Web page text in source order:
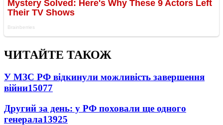
ЧИТАЙТЕ ТАКОЖ
У МЗС РФ відкинули можливість завершення
війни15077
Другий за день: у РФ поховали ще одного
генерала13925